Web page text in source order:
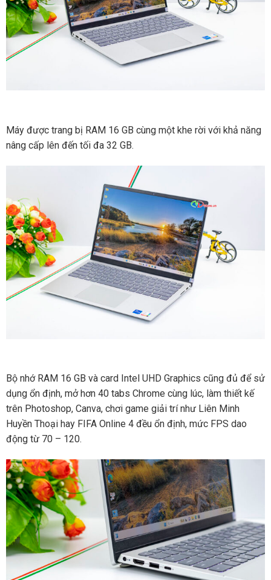
Máy được trang bị RAM 16 GB cùng một khe rời với khả năng
nâng cấp lên đến tối đa 32 GB.
Bộ nhớ RAM 16 GB và card Intel UHD Graphics cũng đủ để sử
dụng ổn định, mở hơn 40 tabs Chrome cùng lúc, làm thiết kế
trên Photoshop, Canva, chơi game giải trí như Liên Minh
Huyền Thoại hay FIFA Online 4 đều ổn định, mức FPS dao
động từ 70 – 120.